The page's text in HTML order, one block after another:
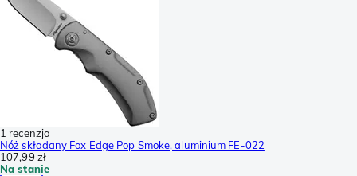
1 recenzja
Nóż składany Fox Edge Pop Smoke, aluminium FE-022
107,99 zł
Na stanie